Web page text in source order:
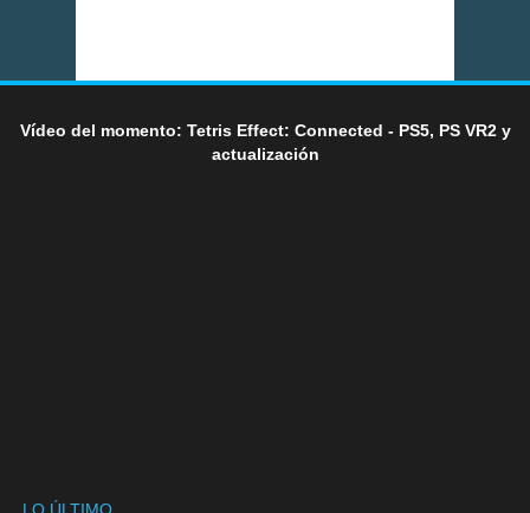
Vídeo del momento: Tetris Effect: Connected - PS5, PS VR2 y
actualización